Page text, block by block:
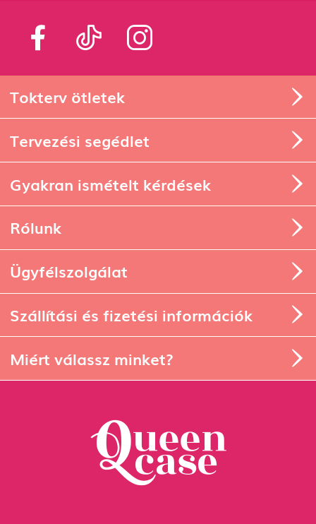
Tervezési segédlet
Gyakran ismételt kérdések
Ügyfélszolgálat